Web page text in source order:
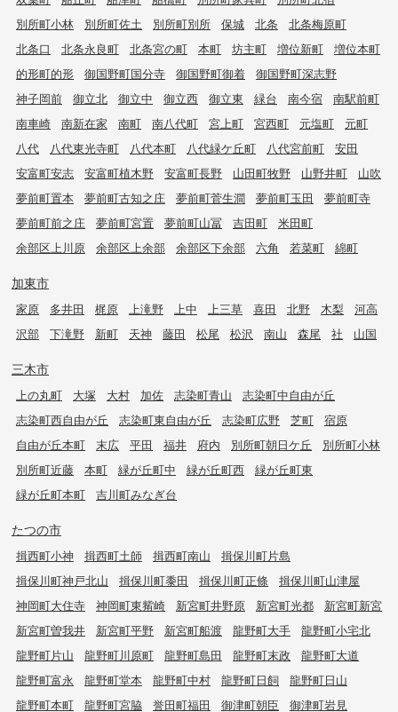
別所町小林
別所町佐土 別所町別所 保城 北条
北条梅原町
北条口
北条永良町 北条宮の町 本町 坊主町 増位新町
増位本町
的形町的形
御国野町国分寺 御国野町御着
御国野町深志野
神子岡前
御立北 御立中 御立西 御立東 緑台 南今宿
南駅前町
南車崎
南新在家 南町 南八代町 宮上町 宮西町 元塩町
元町
八代
八代東光寺町 八代本町 八代緑ケ丘町 八代宮前町
安田
安富町安志
安富町植木野 安富町長野 山田町牧野 山野井町
山吹
夢前町置本
夢前町古知之庄 夢前町菅生澗 夢前町玉田
夢前町寺
夢前町前之庄
夢前町宮置 夢前町山冨 吉田町
米田町
余部区上川原
余部区上余部 余部区下余部 六角 若菜町 綿町
加東市
家原 多井田 梶原 上滝野 上中 上三草 喜田 北野 木梨
河高
沢部
下滝野 新町 天神 藤田 松尾 松沢 南山 森尾 社 山国
三木市
上の丸町 大塚 大村 加佐 志染町青山
志染町中自由が丘
志染町西自由が丘
志染町東自由が丘 志染町広野 芝町
宿原
自由が丘本町
末広 平田 福井 府内 別所町朝日ケ丘
別所町小林
別所町近藤
本町 緑が丘町中 緑が丘町西
緑が丘町東
緑が丘町本町
吉川町みなぎ台
たつの市
揖西町小神 揖西町土師 揖西町南山
揖保川町片島
揖保川町神戸北山
揖保川町黍田 揖保川町正條
揖保川町山津屋
神岡町大住寺
神岡町東觜崎 新宮町井野原 新宮町光都
新宮町新宮
新宮町曽我井
新宮町平野 新宮町船渡 龍野町大手
龍野町小宅北
龍野町片山
龍野町川原町 龍野町島田 龍野町末政
龍野町大道
龍野町富永
龍野町堂本 龍野町中村 龍野町日飼
龍野町日山
龍野町本町
龍野町宮脇 誉田町福田 御津町朝臣
御津町岩見